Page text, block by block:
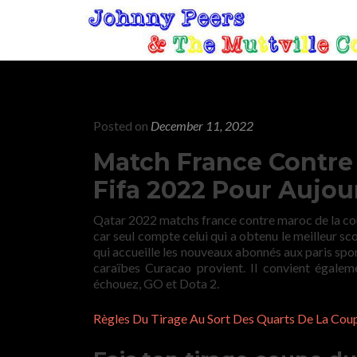
Posted on December 11, 2022
Match France
Fifa 2022 Pour
Qatar 2022 matchs france contre maroc de la
car seul compte celui qui a obtenu le meilleur
qui accueille les nouveaux abonnés aux paris
caraïbes Curacao provient. Il convient
échouez, GO et Dota 2.
Règles Du Tirage Au Sort Des Quarts De La